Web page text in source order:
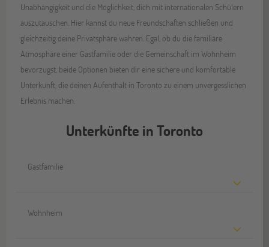
Unabhängigkeit und die Möglichkeit, dich mit internationalen Schülern
auszutauschen. Hier kannst du neue Freundschaften schließen und
gleichzeitig deine Privatsphäre wahren. Egal, ob du die familiäre
Atmosphäre einer Gastfamilie oder die Gemeinschaft im Wohnheim
bevorzugst, beide Optionen bieten dir eine sichere und komfortable
Unterkunft, die deinen Aufenthalt in Toronto zu einem unvergesslichen
Erlebnis machen.
Unterkünfte in Toronto
Gastfamilie
Wohnheim